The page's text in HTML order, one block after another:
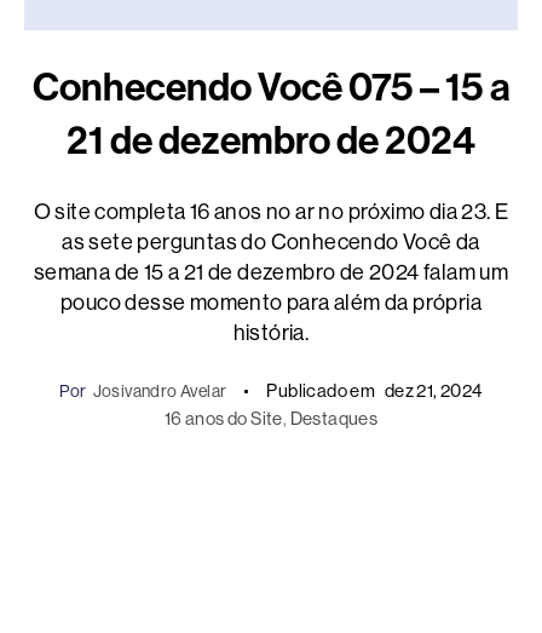
Conhecendo Você 075 – 15 a
21 de dezembro de 2024
O site completa 16 anos no ar no próximo dia 23. E
as sete perguntas do Conhecendo Você da
semana de 15 a 21 de dezembro de 2024 falam um
pouco desse momento para além da própria
história.
Por Josivandro Avelar Publicado em dez 21, 2024
16 anos do Site, Destaques